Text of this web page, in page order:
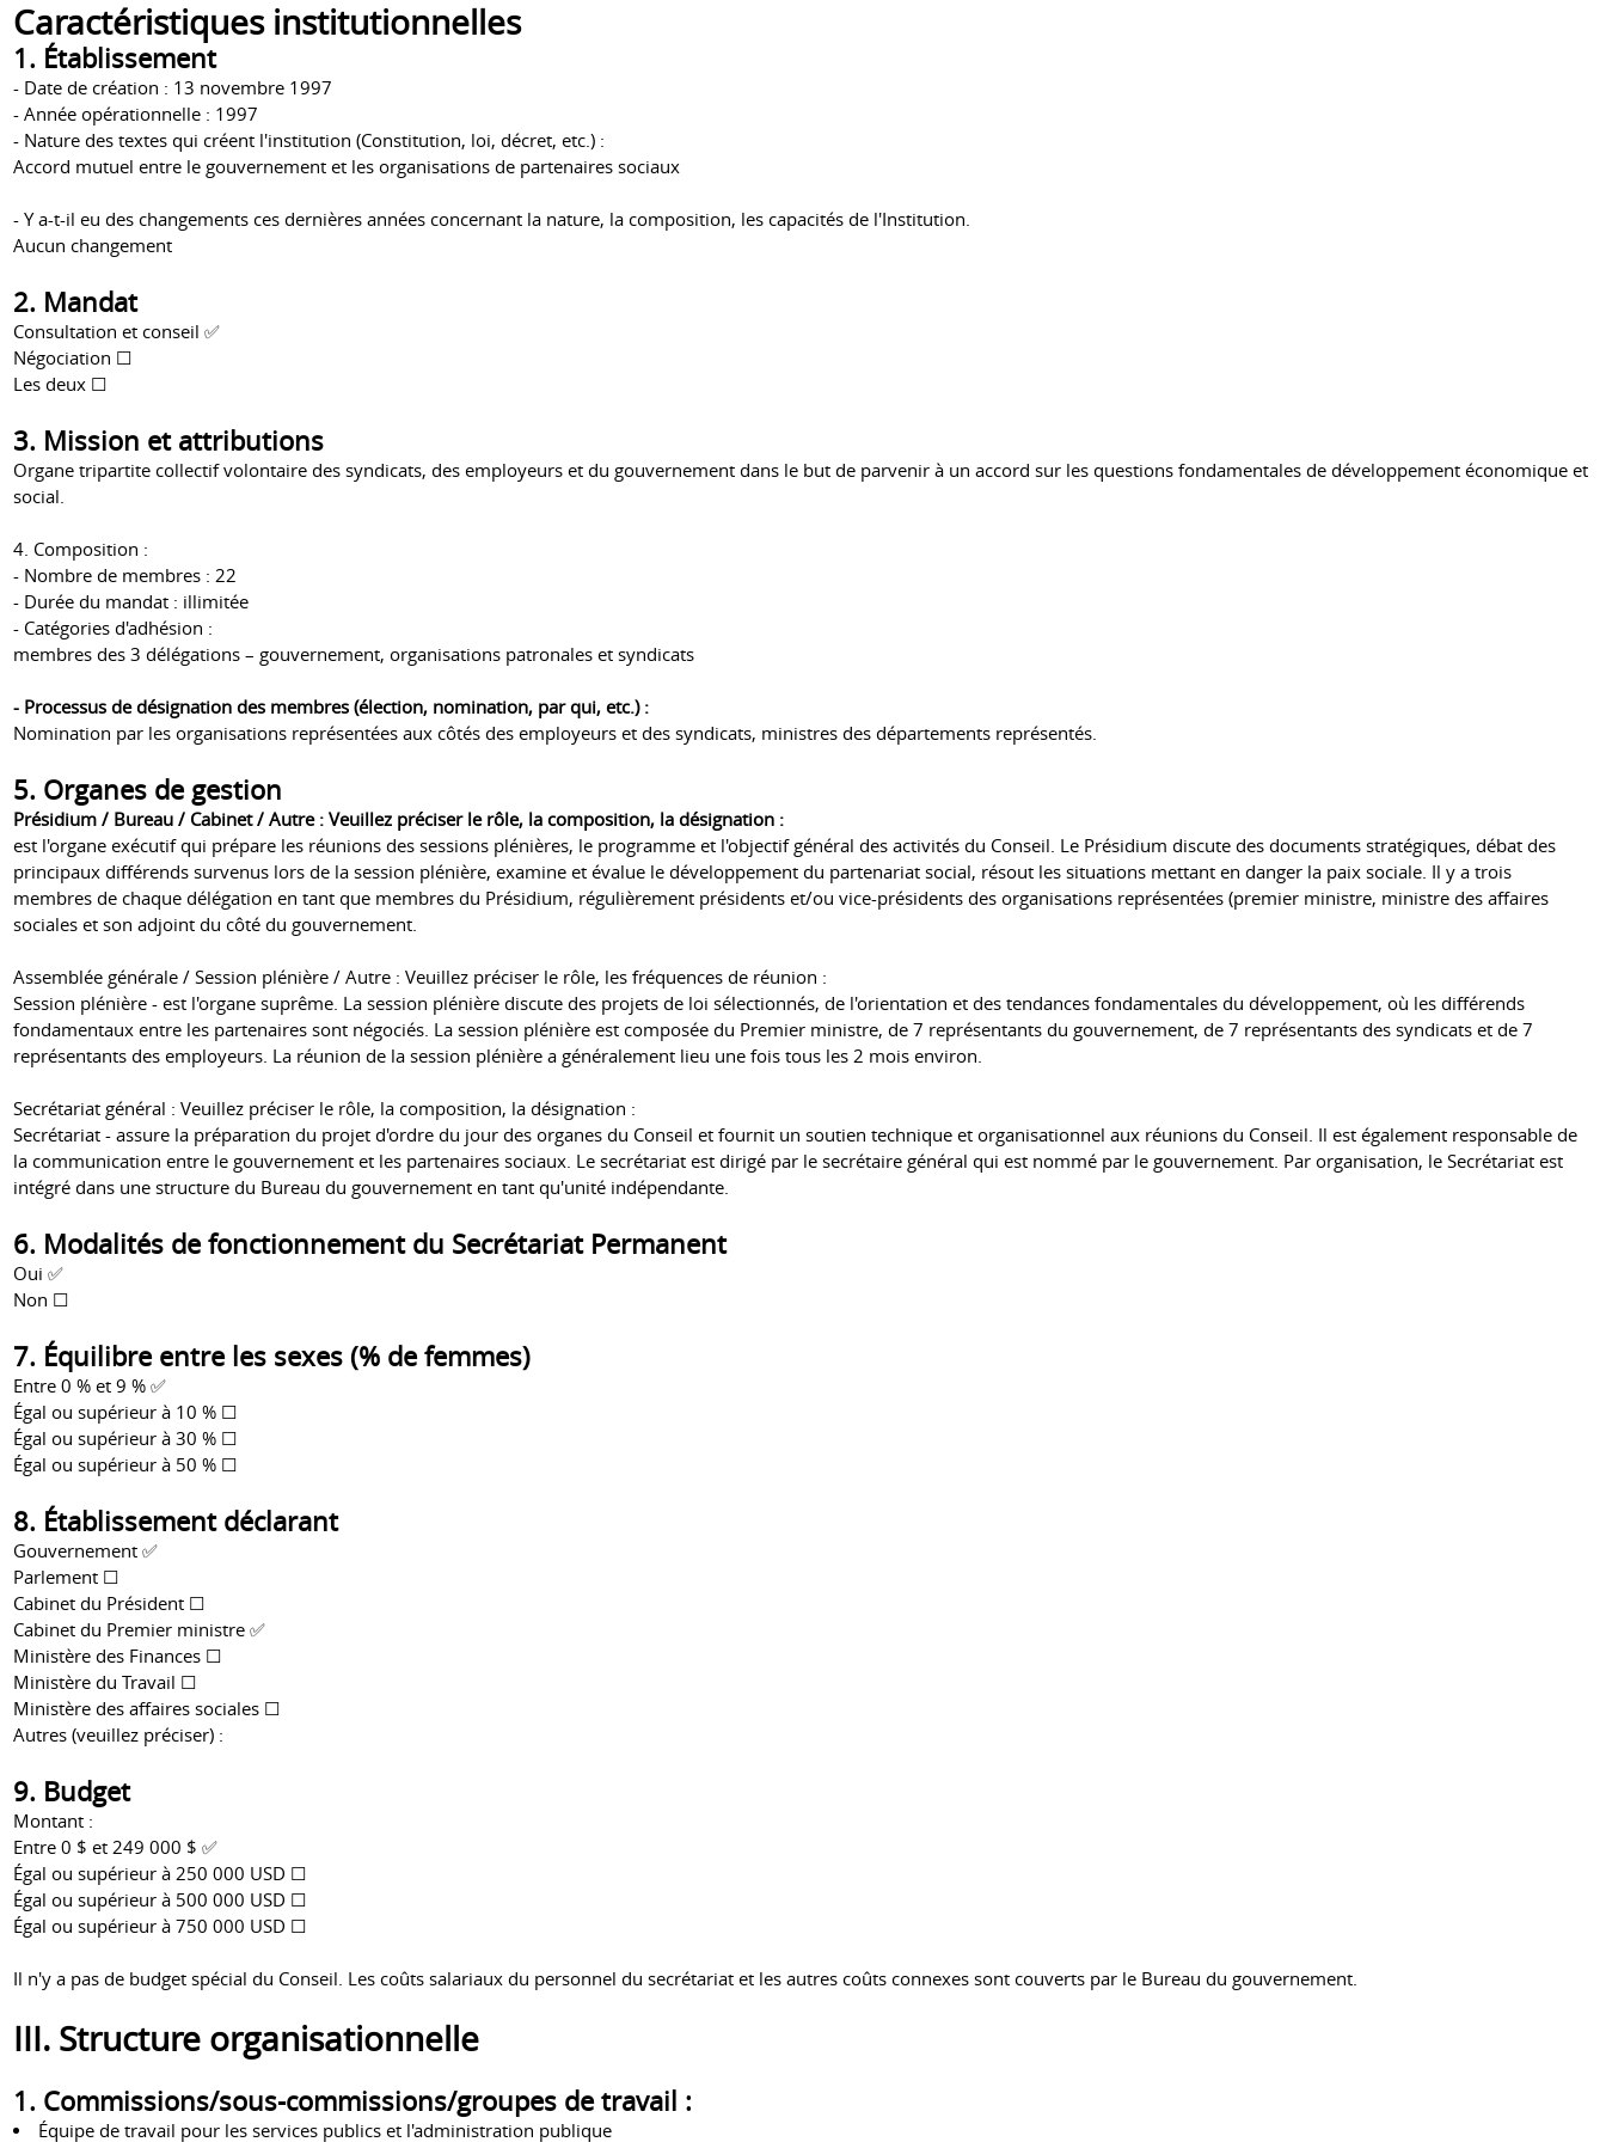
Caractéristiques institutionnelles
1. Établissement
- Date de création : 13 novembre 1997
- Année opérationnelle : 1997
- Nature des textes qui créent l'institution (Constitution, loi, décret, etc.) :
Accord mutuel entre le gouvernement et les organisations de partenaires sociaux
- Y a-t-il eu des changements ces dernières années concernant la nature, la composition, les capacités de l'Institution.
Aucun changement
2. Mandat
Consultation et conseil ✅
Négociation ☐
Les deux ☐
3. Mission et attributions
Organe tripartite collectif volontaire des syndicats, des employeurs et du gouvernement dans le but de parvenir à un accord sur les questions fondamentales de développement économique et
social.
4. Composition :
- Nombre de membres : 22
- Durée du mandat : illimitée
- Catégories d'adhésion :
membres des 3 délégations – gouvernement, organisations patronales et syndicats
- Processus de désignation des membres (élection, nomination, par qui, etc.) :
Nomination par les organisations représentées aux côtés des employeurs et des syndicats, ministres des départements représentés.
5. Organes de gestion
Présidium / Bureau / Cabinet / Autre : Veuillez préciser le rôle, la composition, la désignation :
est l'organe exécutif qui prépare les réunions des sessions plénières, le programme et l'objectif général des activités du Conseil. Le Présidium discute des documents stratégiques, débat des
principaux différends survenus lors de la session plénière, examine et évalue le développement du partenariat social, résout les situations mettant en danger la paix sociale. Il y a trois
membres de chaque délégation en tant que membres du Présidium, régulièrement présidents et/ou vice-présidents des organisations représentées (premier ministre, ministre des affaires
sociales et son adjoint du côté du gouvernement.
Assemblée générale / Session plénière / Autre : Veuillez préciser le rôle, les fréquences de réunion :
Session plénière - est l'organe suprême. La session plénière discute des projets de loi sélectionnés, de l'orientation et des tendances fondamentales du développement, où les différends
fondamentaux entre les partenaires sont négociés. La session plénière est composée du Premier ministre, de 7 représentants du gouvernement, de 7 représentants des syndicats et de 7
représentants des employeurs. La réunion de la session plénière a généralement lieu une fois tous les 2 mois environ.
Secrétariat général : Veuillez préciser le rôle, la composition, la désignation :
Secrétariat - assure la préparation du projet d'ordre du jour des organes du Conseil et fournit un soutien technique et organisationnel aux réunions du Conseil. Il est également responsable de
la communication entre le gouvernement et les partenaires sociaux. Le secrétariat est dirigé par le secrétaire général qui est nommé par le gouvernement. Par organisation, le Secrétariat est
intégré dans une structure du Bureau du gouvernement en tant qu'unité indépendante.
6. Modalités de fonctionnement du Secrétariat Permanent
Oui ✅
Non ☐
7. Équilibre entre les sexes (% de femmes)
Entre 0 % et 9 % ✅
Égal ou supérieur à 10 % ☐
Égal ou supérieur à 30 % ☐
Égal ou supérieur à 50 % ☐
8. Établissement déclarant
Gouvernement ✅
Parlement ☐
Cabinet du Président ☐
Cabinet du Premier ministre ✅
Ministère des Finances ☐
Ministère du Travail ☐
Ministère des affaires sociales ☐
Autres (veuillez préciser) :
9. Budget
Montant :
Entre 0 $ et 249 000 $ ✅
Égal ou supérieur à 250 000 USD ☐
Égal ou supérieur à 500 000 USD ☐
Égal ou supérieur à 750 000 USD ☐
Il n'y a pas de budget spécial du Conseil. Les coûts salariaux du personnel du secrétariat et les autres coûts connexes sont couverts par le Bureau du gouvernement.
III. Structure organisationnelle
1. Commissions/sous-commissions/groupes de travail :
Équipe de travail pour les services publics et l'administration publique